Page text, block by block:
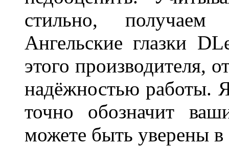
стильно,
Ангельские глазки
этого производителя,
надёжностью работы.
точно обозначит
можете быть уверены